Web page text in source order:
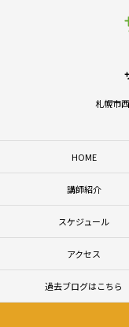
札幌市
HOME
講師紹介
スケジュール
アクセス
過去ブログはこちら